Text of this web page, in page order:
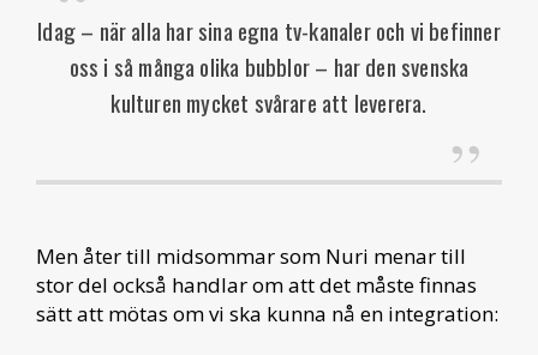
Idag – när alla har sina egna tv-kanaler och vi befinner
oss i så många olika bubblor – har den svenska
kulturen mycket svårare att leverera.
Men åter till midsommar som Nuri menar till
stor del också handlar om att det måste finnas
sätt att mötas om vi ska kunna nå en integration: